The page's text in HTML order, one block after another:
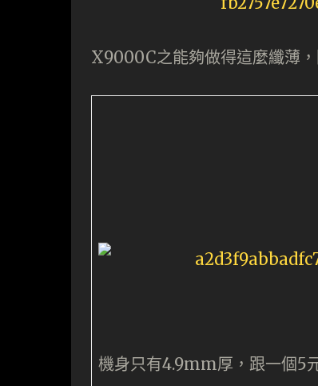
X9000C之能夠做得這麼纖薄
機身只有4.9mm厚，跟一個5